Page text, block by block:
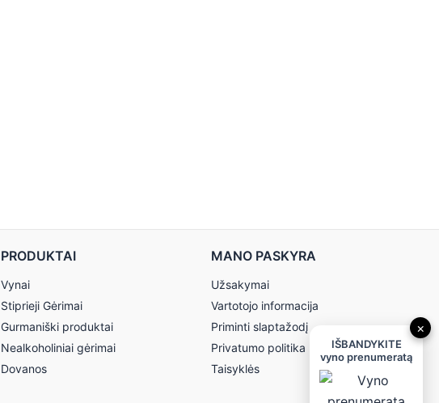
PRODUKTAI
Vynai
Stiprieji Gėrimai
Gurmaniški produktai
Nealkoholiniai gėrimai
Dovanos
MANO PASKYRA
Užsakymai
Vartotojo informacija
Priminti slaptažodį
Privatumo politika
Taisyklės
×
IŠBANDYKITE
vyno prenumeratą